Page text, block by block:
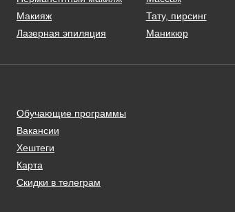
Макияж
Лазерная эпиляция
Тату, пирсинг
Маникюр
Обучающие программы
Вакансии
Хештеги
Карта
Скидки в телеграм